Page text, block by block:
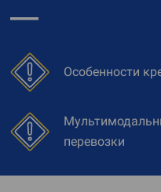
Особенности
перевозки